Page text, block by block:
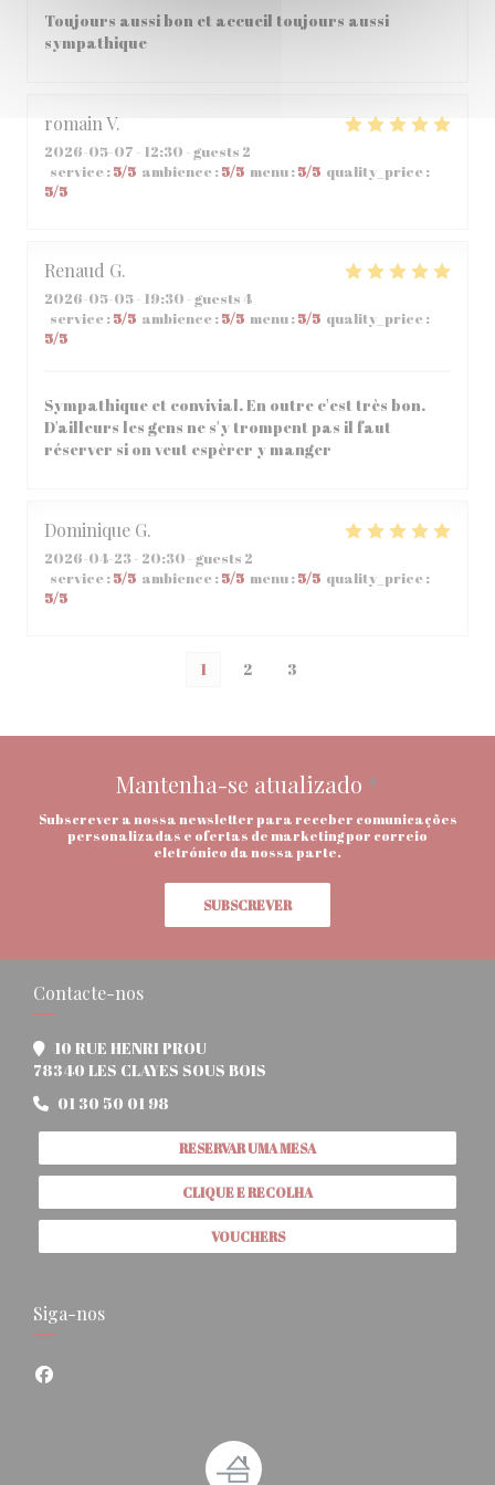
Toujours aussi bon et accueil toujours aussi
sympathique
romainV
2026-05-07 - 12:30 - guests 2
service :5/5 ambience :5/5 menu:5/5 quality_price :
5/5
Renaud G
2026-05-05- 19:30 - guests 4
service :5/5 ambience :5/5 menu:5/5 quality_price :
5/5
Sympathique et convivial. En outre c'est très bon.
D'ailleurs les gens ne s'y trompent pas il faut
réserver si on veut espèrer y manger
Dominique G
2026-04-23- 20:30 - guests 2
service :5/5 ambience :5/5 menu:5/5 quality_price :
5/5
1 2 3
Mantenha-se atualizado *
Subscrever a nossa newsletter para receber comunicações
personalizadas e ofertas de marketing por correio
eletrónico da nossa parte.
SUBSCREVER
Contacte-nos
10 RUE HENRI PROU
78340 LES CLAYES SOUS BOIS
01 30 50 01 98
RESERVAR UMA MESA
CLIQUE E RECOLHA
VOUCHERS
Siga-nos
Facebook ((abre numa nova janela))